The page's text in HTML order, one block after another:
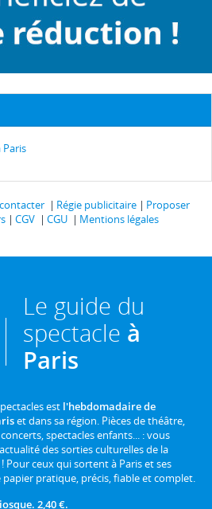
Paris
Régie publicitaire
Proposer
CGV CGU
Mentions légales
Le guide du
spectacle à
Paris
est l'hebdomadaire de
et dans sa région. Pièces de théâtre,
spectacles enfants... : vous
des sorties culturelles de la
Pour ceux qui sortent à Paris et ses
papier pratique, précis, fiable et complet.
2,40 €.